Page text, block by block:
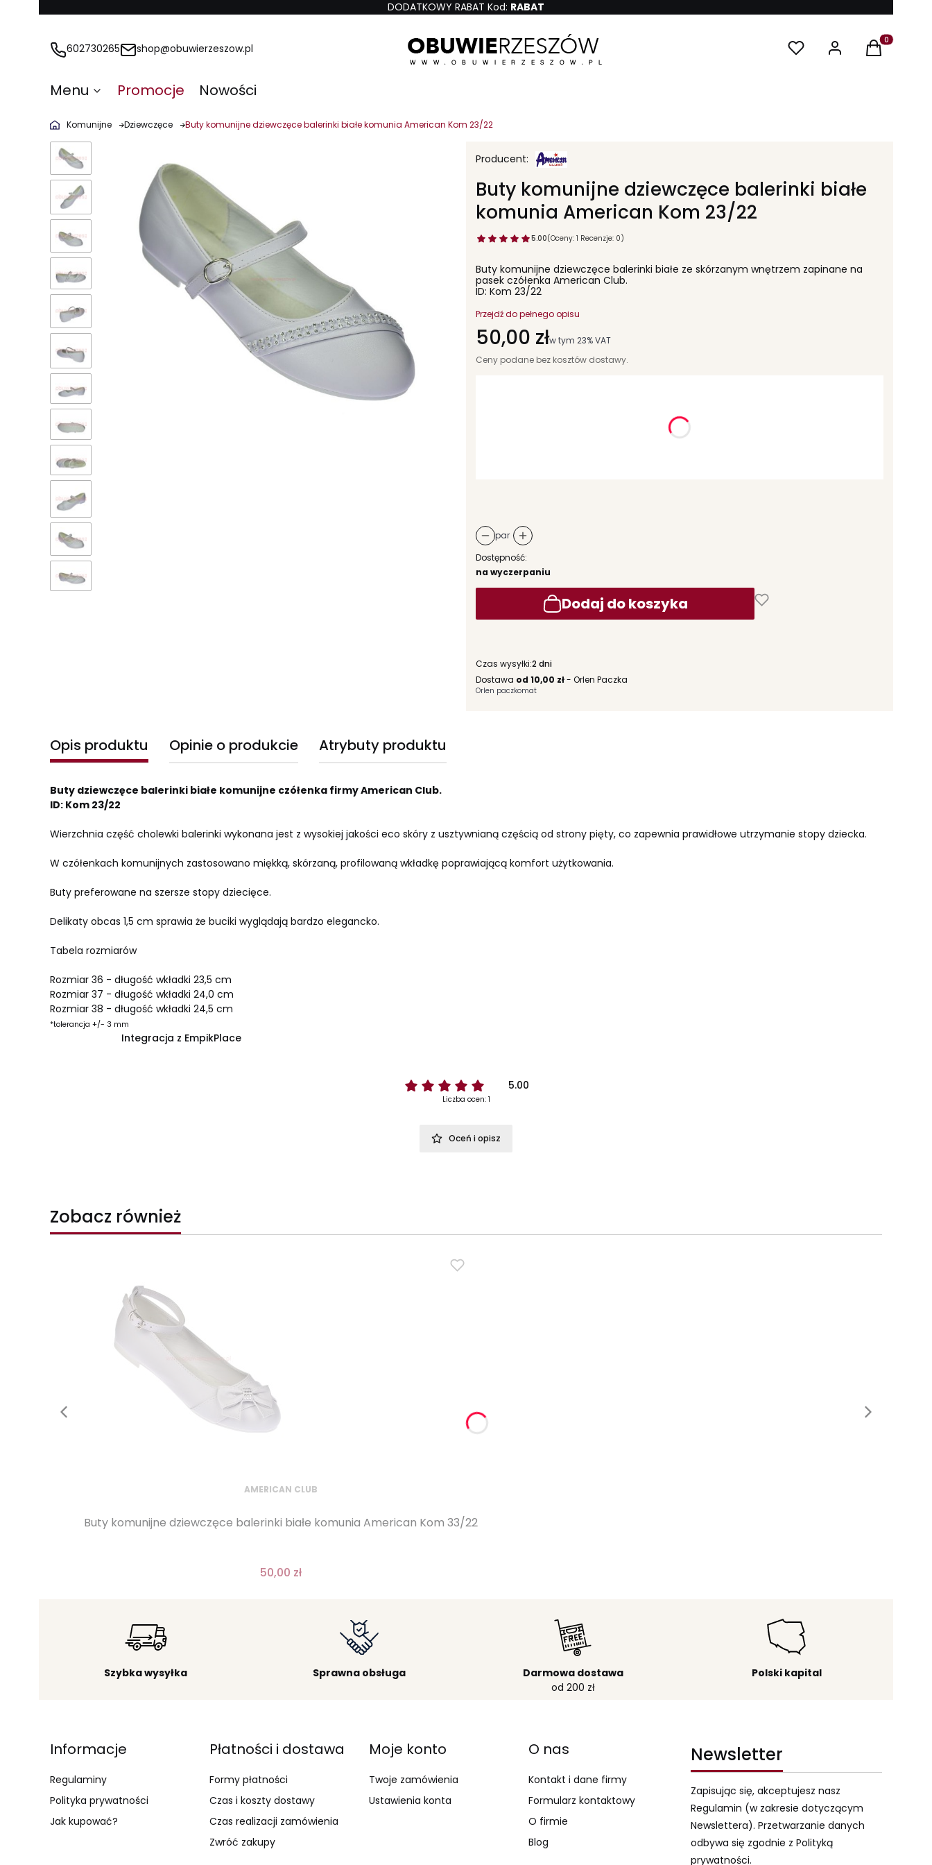
DODATKOWY RABAT Kod: RABAT
602730265 shop@obuwierzeszow.pl Produkty w
Menu Promocje Nowości
Komunijne Dziewczęce Buty komunijne dziewczęce balerinki białe komunia American Kom 23/22
Buty komunijne dziewczęce balerinki białe
komunia American Kom 23/22
5.00(Oceny: 1 Recenzje: 0)
Buty komunijne dziewczęce balerinki białe ze skórzanym wnętrzem zapinane na
pasek czółenka American Club.
ID: Kom 23/22
Przejdź do pełnego opisu
Cena
50,00 złw tym 23% VAT
w tym 23%VAT
Ceny podane bez kosztów dostawy.
par
Dostępność:
na wyczerpaniu
Dodaj do koszyka
Czas wysyłki:2 dni
Dostawa od 10,00 zł- Orlen Paczka
Orlen paczkomat
Opis produktu Opinie o produkcie Atrybuty produktu
Buty dziewczęce balerinki białe komunijne czółenka firmy American Club.
ID: Kom 23/22
Wierzchnia część cholewki balerinki wykonana jest z wysokiej jakości eco skóry z usztywnianą częścią od strony pięty, co zapewnia prawidłowe utrzymanie stopy dziecka.
W czółenkach komunijnych zastosowano miękką, skórzaną, profilowaną wkładkę poprawiającą komfort użytkowania.
Buty preferowane na szersze stopy dziecięce.
Delikaty obcas 1,5 cm sprawia że buciki wyglądają bardzo elegancko.
Tabela rozmiarów
Rozmiar 36 - długość wkładki 23,5 cm
Rozmiar 37 - długość wkładki 24,0 cm
Rozmiar 38 - długość wkładki 24,5 cm
*tolerancja +/- 3 mm
Integracja z EmpikPlace
5.00
Liczba ocen: 1
Oceń i opisz
Zobacz również
AMERICAN CLUB
Buty komunijne dziewczęce balerinki białe komunia American Kom 33/22
50,00 zł
Szybka wysyłka Sprawna obsługa
Darmowa dostawa
od 200 zł
Polski kapital
Linki w stopce
Informacje
Regulaminy
Polityka prywatności
Jak kupować?
Płatności i dostawa
Formy płatności
Czas i koszty dostawy
Czas realizacji zamówienia
Zwróć zakupy
Moje konto
Twoje zamówienia
Ustawienia konta
O nas
Kontakt i dane firmy
Formularz kontaktowy
O firmie
Blog
Newsletter
Zapisując się, akceptujesz nasz
Regulamin (w zakresie dotyczącym
Newslettera). Przetwarzanie danych
odbywa się zgodnie z Polityką
prywatności.